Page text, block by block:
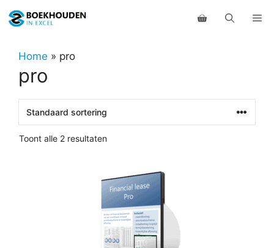
naar
inhoudHome » pro
pro
Toont alle 2 resultaten